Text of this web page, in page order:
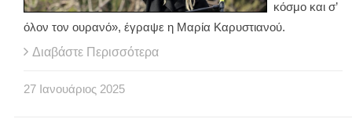
κόσμο και σ’
όλον τον ουρανό», έγραψε η Μαρία Καρυστιανού.
Διαβάστε Περισσότερα
27 Ιανουάριος 2025